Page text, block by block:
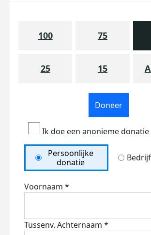
100 75
25 15
Doneer
Ik doe een anonieme donatie
Persoonlijke
donatie
Voornaam *
Tussenv. Achternaam *